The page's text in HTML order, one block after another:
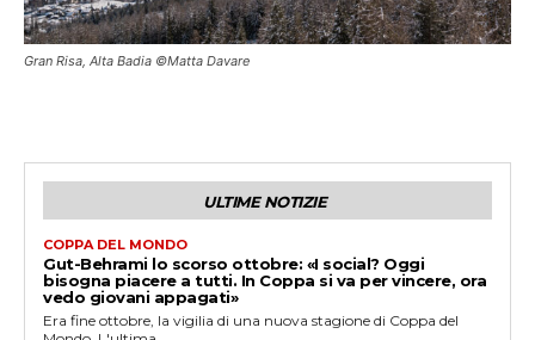
Gran Risa, Alta Badia ©Matta Davare
ULTIME NOTIZIE
COPPA DEL MONDO
Gut-Behrami lo scorso ottobre: «I social? Oggi
bisogna piacere a tutti. In Coppa si va per vincere, ora
vedo giovani appagati»
Era fine ottobre, la vigilia di una nuova stagione di Coppa del